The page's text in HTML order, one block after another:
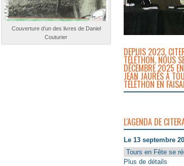
Couverture d’un des livres de Daniel
Couturier
DEPUIS 2023,
TÉLÉTHON. NOUS
DÉCEMBRE 2025
JEAN JAURÈS À
TÉLÉTHON EN
L'AGENDA DE
Le 13 septembre
Tours en Fête se
Plus de détails